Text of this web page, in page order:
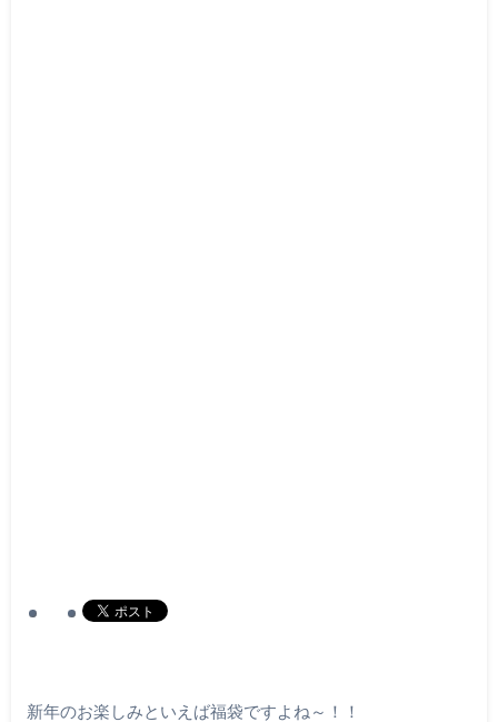
新年のお楽しみといえば福袋ですよね～！！